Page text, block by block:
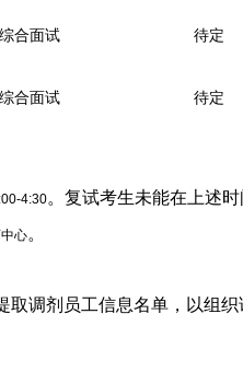
综合面试 待定
综合面试 待定
4:30。 复试考生未能在上述
心。
取调剂员工信息名单，以组织